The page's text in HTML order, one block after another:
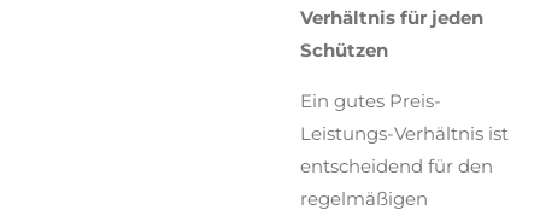
Verhältnis für jeden
Schützen
Ein gutes Preis-
Leistungs-Verhältnis ist
entscheidend für den
regelmäßigen